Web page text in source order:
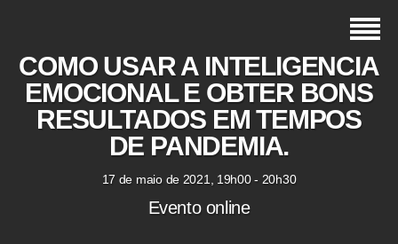
COMO USAR A INTELIGÊNCIA
EMOCIONAL E OBTER BONS
RESULTADOS EM TEMPOS
DE PANDEMIA.
17 de maio de 2021, 19h00 - 20h30
Evento online